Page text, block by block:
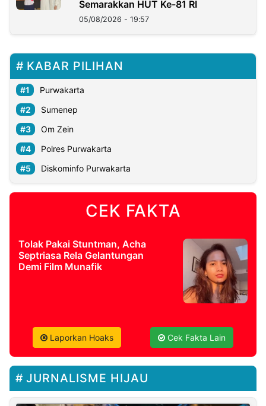
Semarakkan HUT Ke-81 RI
05/08/2026 - 19:57
KABAR PILIHAN
Purwakarta
Sumenep
Om Zein
Polres Purwakarta
Diskominfo Purwakarta
CEK FAKTA
Tolak Pakai Stuntman, Acha
Septriasa Rela Gelantungan
Demi Film Munafik
Laporkan Hoaks Cek Fakta Lain
JURNALISME HIJAU